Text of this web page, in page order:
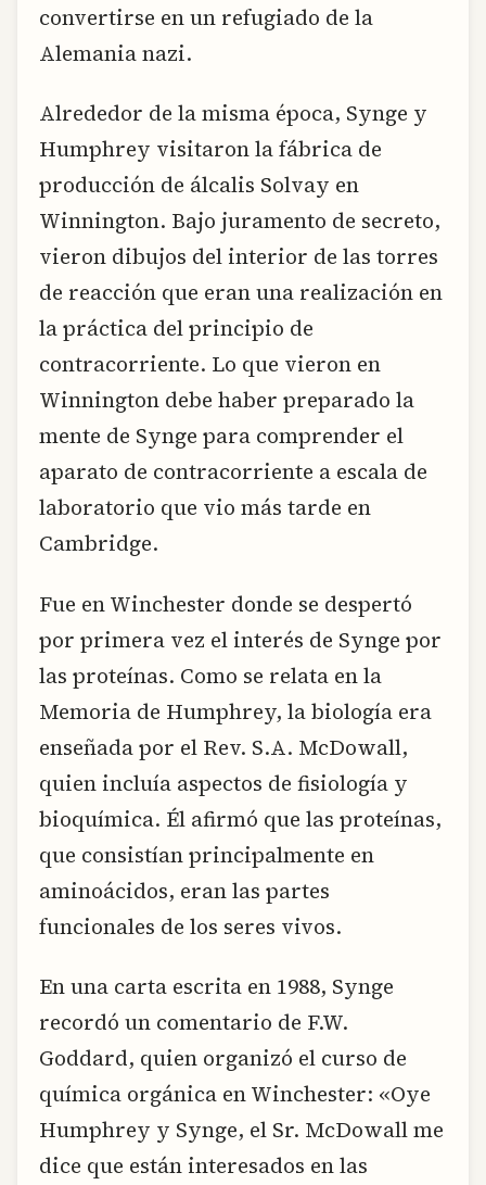
convertirse en un refugiado de la
Alemania nazi.
Alrededor de la misma época, Synge y
Humphrey visitaron la fábrica de
producción de álcalis Solvay en
Winnington. Bajo juramento de secreto,
vieron dibujos del interior de las torres
de reacción que eran una realización en
la práctica del principio de
contracorriente. Lo que vieron en
Winnington debe haber preparado la
mente de Synge para comprender el
aparato de contracorriente a escala de
laboratorio que vio más tarde en
Cambridge.
Fue en Winchester donde se despertó
por primera vez el interés de Synge por
las proteínas. Como se relata en la
Memoria de Humphrey, la biología era
enseñada por el Rev. S.A. McDowall,
quien incluía aspectos de fisiología y
bioquímica. Él afirmó que las proteínas,
que consistían principalmente en
aminoácidos, eran las partes
funcionales de los seres vivos.
En una carta escrita en 1988, Synge
recordó un comentario de F.W.
Goddard, quien organizó el curso de
química orgánica en Winchester: «Oye
Humphrey y Synge, el Sr. McDowall me
dice que están interesados en las